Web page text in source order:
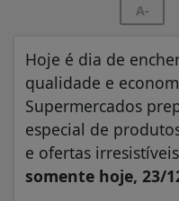
A-
Hoje é dia de
qualidade e
Supermercados
especial de
e ofertas
somente hoje, 23/